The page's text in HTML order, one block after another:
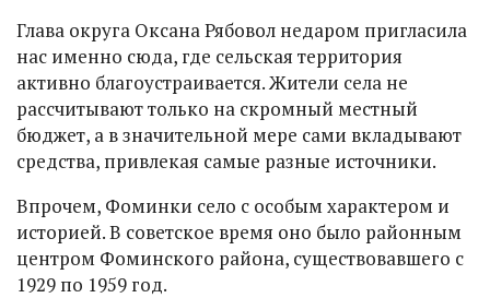
Глава округа Оксана Рябовол недаром пригласила
нас именно сюда, где сельская территория
активно благоустраивается. Жители села не
рассчитывают только на скромный местный
бюджет, а в значительной мере сами вкладывают
средства, привлекая самые разные источники.
Впрочем, Фоминки село с особым характером и
историей. В советское время оно было районным
центром Фоминского района, существовавшего с
1929 по 1959 год.